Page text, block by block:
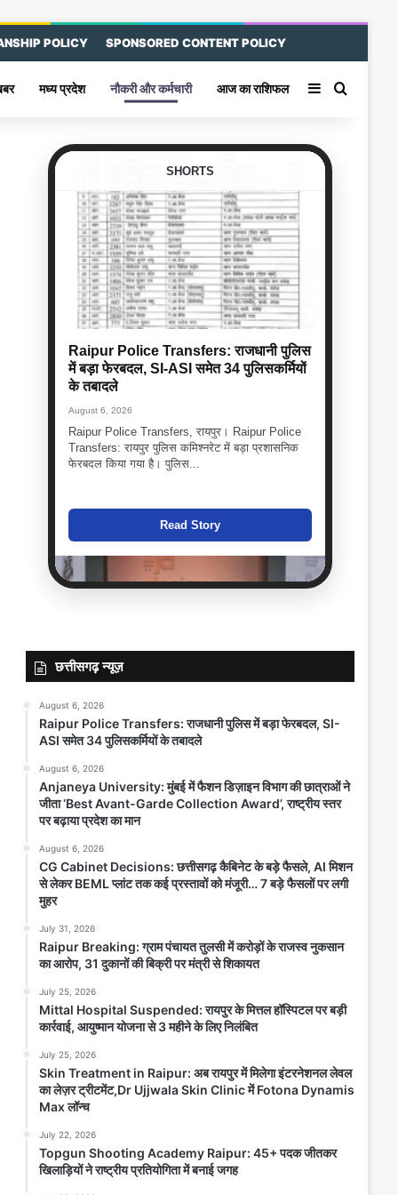
POLICY SPONSORED CONTENT POLICY
मध्य प्रदेश नौकरी और कर्मचारी आज का राशिफल Sidebar
SHORTS
Raipur Police Transfers: राजधानी पुलिस
में बड़ा फेरबदल, SI-ASI समेत 34 पुलिसकर्मियों
के तबादले
August 6, 2026
Raipur Police Transfers, रायपुर। Raipur Police
Transfers: रायपुर पुलिस कमिश्नरेट में बड़ा प्रशासनिक
फेरबदल किया गया है। पुलिस...
Read Story
डिज़ाइन विभाग की छात्राओं ने जीता ‘Best
Avant-Garde Collection Award’,
राष्ट्रीय स्तर पर बढ़ाया प्रदेश का मान
Anjaneya University रायपुर। आंजनेय विश्वविद्यालय के
फैशन डिज़ाइन विभाग की छात्राओं ने राष्ट्रीय स्तर पर अपनी
रचनात्मक प्रतिभा...
CG Cabinet Decisions: छत्तीसगढ़
कैबिनेट के बड़े फैसले, AI मिशन से लेकर
छत्तीसगढ़ न्यूज़
August 6, 2026
Raipur Police Transfers: राजधानी पुलिस में बड़ा फेरबदल, SI-
ASI समेत 34 पुलिसकर्मियों के तबादले
August 6, 2026
Anjaneya University: मुंबई में फैशन डिज़ाइन विभाग की छात्राओं ने
जीता ‘Best Avant-Garde Collection Award’, राष्ट्रीय स्तर
पर बढ़ाया प्रदेश का मान
August 6, 2026
CG Cabinet Decisions: छत्तीसगढ़ कैबिनेट के बड़े फैसले, AI मिशन
से लेकर BEML प्लांट तक कई प्रस्तावों को मंजूरी… 7 बड़े फैसलों पर लगी
मुहर
July 31, 2026
Raipur Breaking: ग्राम पंचायत तुलसी में करोड़ों के राजस्व नुकसान
का आरोप, 31 दुकानों की बिक्री पर मंत्री से शिकायत
July 25, 2026
Mittal Hospital Suspended: रायपुर के मित्तल हॉस्पिटल पर बड़ी
कार्रवाई, आयुष्मान योजना से 3 महीने के लिए निलंबित
July 25, 2026
Skin Treatment in Raipur: अब रायपुर में मिलेगा इंटरनेशनल लेवल
का लेज़र ट्रीटमेंट,Dr Ujjwala Skin Clinic में Fotona Dynamis
Max लॉन्च
July 22, 2026
Topgun Shooting Academy Raipur: 45+ पदक जीतकर
खिलाड़ियों ने राष्ट्रीय प्रतियोगिता में बनाई जगह